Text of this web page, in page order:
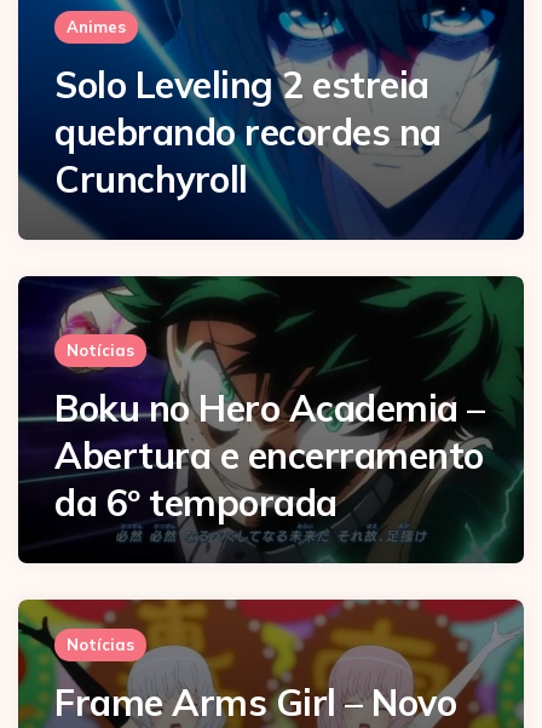
Animes
Solo Leveling 2 estreia
quebrando recordes na
Crunchyroll
Notícias
Boku no Hero Academia –
Abertura e encerramento
da 6º temporada
Notícias
Frame Arms Girl – Novo